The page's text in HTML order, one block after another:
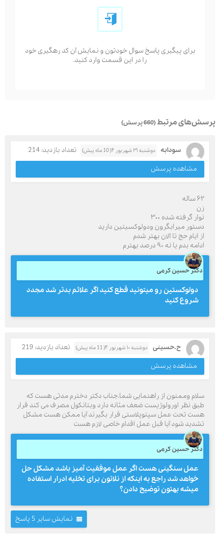
برای پیگیری پاسخ سوال خودتون و نمایش آن کد رهگیری خود
را در این قسمت وارد کنید.
پرسش‌های مرتبط(660 پرسش)
سودابه دوشنبه ۳۱ شهریور ۴( 10 ماه پیش)
تعداد بازدید: 214
مشاهده پرسش
۶۲ ساله
زن
نوار گرفته شده ۳۰۰
دستور میرابگرون ودولوکسیتین دارید
از ایام حج تا الان بهتر شدم
ادامه بدم یا نه ۹۰ درصد بهترم
دکتر حسین کرمی
دولوکستین رو میتونید قطع کنید اگر علائم بدتر شد مجدد
شروع کنید
ح.حسینی دوشنبه ۱۰ شهریور ۴( 11 ماه پیش)
تعداد بازدید: 219
مشاهده پرسش
سلام وممنون از راهنمایی شما.جناب دکتر دخترم مدتی هست که
طبق نظر اورولوژیست ضعف مثانه دارد وبتانکول مصرف می کند قرار
هست تحت عمل سپتوپلاستی قرار بگیرند آیا ممکن هست مشکل
تشدید شود آیا قبل عمل اقدام خاصی لازم هست
دکتر حسین کرمی
عمل سنگینی هست اگر عمل موفقیت آمیز باشد مشکل حل
خواهد شد راجع به اینکه از نلاتون برای تخلیه ادرار استفاده
میشه بهتون توضیح دادن؟
نمایش سایر 5 پاسخ